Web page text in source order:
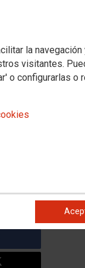
la navegación
visitantes.
o configurarlas o
000
de
da